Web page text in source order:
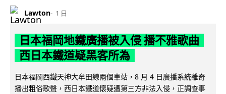
Lawton 1 日
日本福岡地鐵廣播被入侵 播不雅歌曲
西日本鐵道疑黑客所為
日本福岡西鐵天神大牟田線兩個車站，8 月 4 日廣播系統離奇
播出粗俗歌聲，西日本鐵道懷疑遭第三方非法入侵，正調查事